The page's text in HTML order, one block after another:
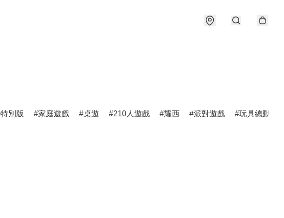
特別版 家庭遊戲 桌遊 210人遊戲 耀西 派對遊戲 玩具總動員5